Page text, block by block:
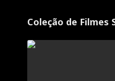
Coleção de Filmes